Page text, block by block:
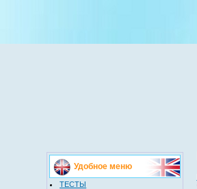
Удобное меню
ТЕСТЫ